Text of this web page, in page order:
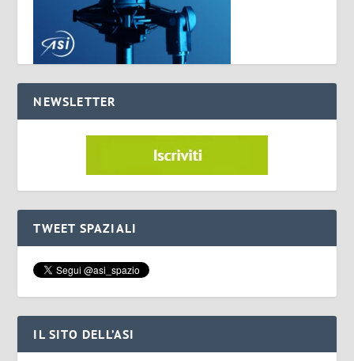
NEWSLETTER
TWEET SPAZIALI
IL SITO DELL’ASI